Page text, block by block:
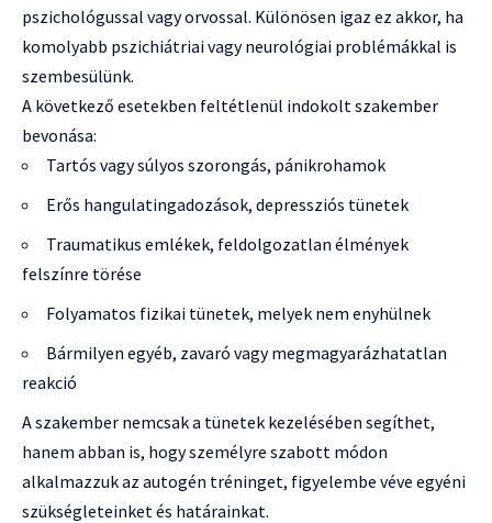
pszichológussal vagy orvossal. Különösen igaz ez akkor, ha
komolyabb pszichiátriai vagy neurológiai problémákkal is
szembesülünk.
A következő esetekben feltétlenül indokolt szakember
bevonása:
Tartós vagy súlyos szorongás, pánikrohamok
Erős hangulatingadozások, depressziós tünetek
Traumatikus emlékek, feldolgozatlan élmények
felszínre törése
Folyamatos fizikai tünetek, melyek nem enyhülnek
Bármilyen egyéb, zavaró vagy megmagyarázhatatlan
reakció
A szakember nemcsak a tünetek kezelésében segíthet,
hanem abban is, hogy személyre szabott módon
alkalmazzuk az autogén tréninget, figyelembe véve egyéni
szükségleteinket és határainkat.